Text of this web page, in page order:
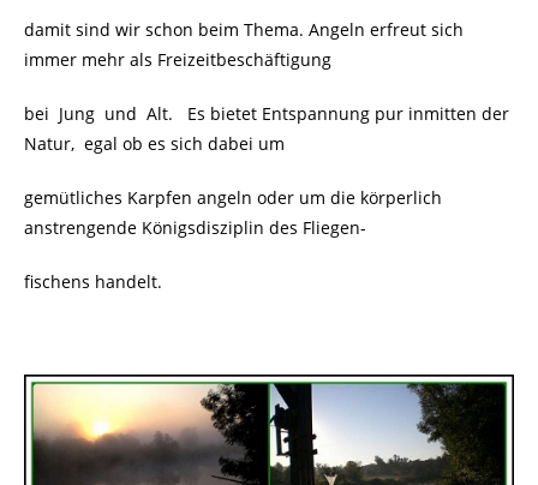
damit sind wir schon beim Thema. Angeln erfreut sich
immer mehr als Freizeitbeschäftigung
bei Jung und Alt. Es bietet Entspannung pur inmitten der
Natur, egal ob es sich dabei um
gemütliches Karpfen angeln oder um die körperlich
anstrengende Königsdisziplin des Fliegen-
fischens handelt.